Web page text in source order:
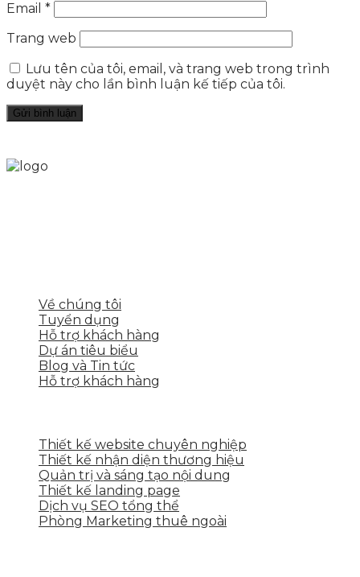
Email *
Trang web
Lưu tên của tôi, email, và trang web trong trình
duyệt này cho lần bình luận kế tiếp của tôi.
Về chúng tôi
Tuyển dụng
Hỗ trợ khách hàng
Dự án tiêu biểu
Blog và Tin tức
Hỗ trợ khách hàng
Thiết kế website chuyên nghiệp
Thiết kế nhận diện thương hiệu
Quản trị và sáng tạo nội dung
Thiết kế landing page
Dịch vụ SEO tổng thể
Phòng Marketing thuê ngoài